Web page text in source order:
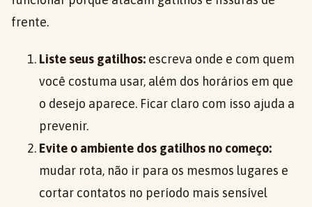
frente.
Liste seus gatilhos: escreva onde e com quem
você costuma usar, além dos horários em que
o desejo aparece. Ficar claro com isso ajuda a
prevenir.
Evite o ambiente dos gatilhos no começo:
mudar rota, não ir para os mesmos lugares e
cortar contatos no período mais sensível